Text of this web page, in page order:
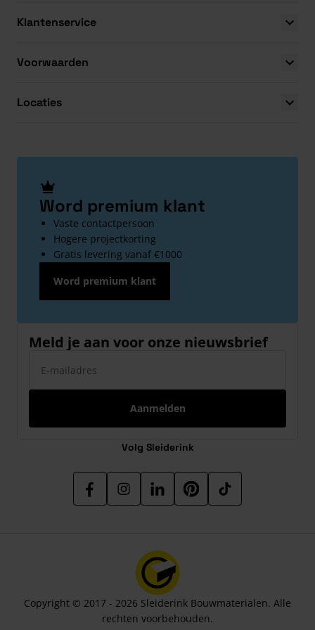
Klantenservice
Voorwaarden
Locaties
Word premium klant
Vaste contactpersoon
Hogere projectkorting
Gratis levering vanaf €1000
Word premium klant
Meld je aan voor onze nieuwsbrief
Aanmelden
Volg Sleiderink
Copyright © 2017 - 2026 Sleiderink Bouwmaterialen. Alle
rechten voorbehouden.